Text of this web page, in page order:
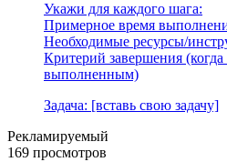
Укажи для каждого шага:
Примерное время
Необходимые ресурсы/
Критерий завершения
выполненным)
Задача: [вставь свою задачу]
Рекламируемый
169 просмотров